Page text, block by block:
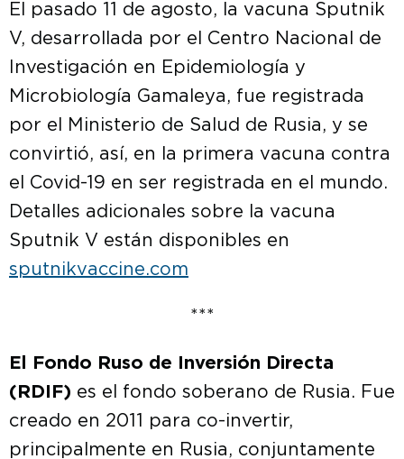
El pasado 11 de agosto, la vacuna Sputnik
V, desarrollada por el Centro Nacional de
Investigación en Epidemiología y
Microbiología Gamaleya, fue registrada
por el Ministerio de Salud de Rusia, y se
convirtió, así, en la primera vacuna contra
el Covid-19 en ser registrada en el mundo.
Detalles adicionales sobre la vacuna
Sputnik V están disponibles en
sputnikvaccine.com
***
El Fondo Ruso de Inversión Directa
(RDIF) es el fondo soberano de Rusia. Fue
creado en 2011 para co-invertir,
principalmente en Rusia, conjuntamente